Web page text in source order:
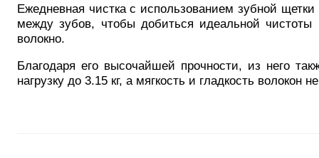
Ежедневная чистка с использованием зубной щетки
между зубов, чтобы добиться идеальной чистоты
волокно.
Благодаря его высочайшей прочности, из него
нагрузку до 3.15 кг, а мягкость и гладкость волокон